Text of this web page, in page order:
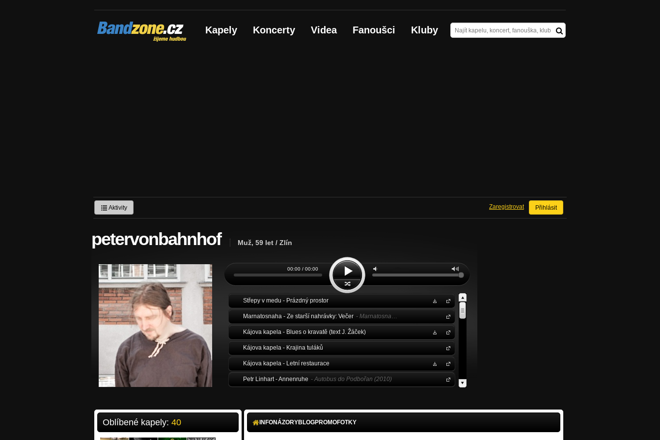
Bandzone.cz
žijeme hudbou Kapely Koncerty Videa Fanoušci Kluby
Aktivity Přihlásit
Zaregistrovat
petervonbahnhof Muž, 59 let / Zlín
00:00 / 00:00
Střepy v medu - Prázdný prostor
Marnatosnaha - Ze starší nahrávky: Večer - Marnatosnaha v čajovně byla (2006)
Kájova kapela - Blues o kravatě (text J. Žáček)
Kájova kapela - Krajina tuláků
Kájova kapela - Letní restaurace
Petr Linhart - Annenruhe - Autobus do Podbořan (2010)
Marcel Kříž - Tuláci - Buskers Burlesquers (2012)
Dva - NUNOVÓ TANGO (Fonók 2008)
Oblíbené kapely: 40 INFONÁZORYBLOGPROMOFOTKY